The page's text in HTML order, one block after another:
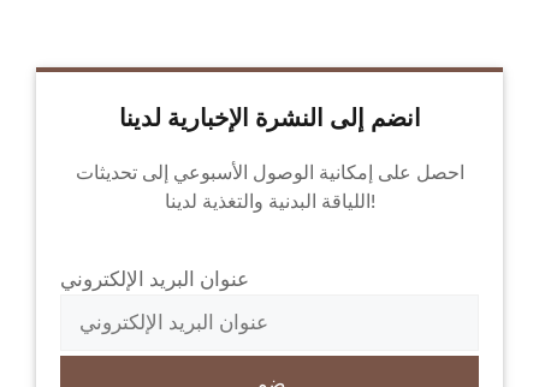
انضم إلى النشرة الإخبارية لدينا
احصل على إمكانية الوصول الأسبوعي إلى تحديثات
اللياقة البدنية والتغذية لدينا!
عنوان البريد الإلكتروني